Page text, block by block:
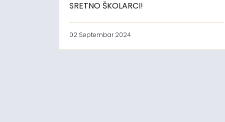
SRETNO ŠKOLARCI!
02 Septembar 2024